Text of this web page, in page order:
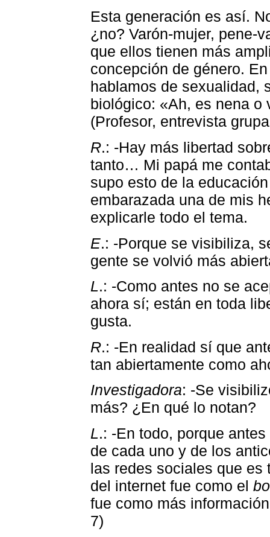
Esta generación es así.
¿no? Varón-mujer, pene-
que ellos tienen más
concepción de género.
hablamos de sexualidad,
biológico: «Ah, es nena o
(Profesor, entrevista
R.: -Hay más libertad
tanto… Mi papá me
supo esto de la
embarazada una de mis
explicarle todo el tema.
E.: -Porque se visibiliza,
gente se volvió más
L.: -Como antes no se
ahora sí; están en toda
gusta.
R.: -En realidad sí que
tan abiertamente como
Investigadora: -Se
más? ¿En qué lo notan?
L.: -En todo, porque
de cada uno y de los
las redes sociales que es
del internet fue como el
fue como más
7)